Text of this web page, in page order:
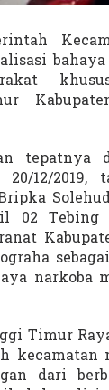
tepatnya
12/2019,
02
narkoba
Timur
kecamatan
dari